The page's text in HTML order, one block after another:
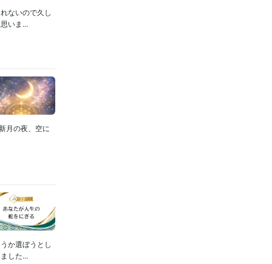
ないので久し
いま...
月の夜、空に
か選ぼうとし
した...